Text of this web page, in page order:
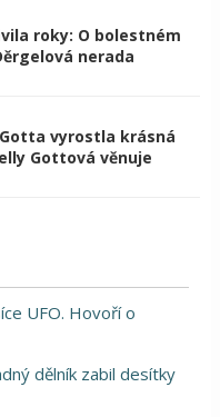
roky: O bolestném
nerada
vyrostla krásná
Gottová věnuje
UFO. Hovoří o
dělník zabil desítky